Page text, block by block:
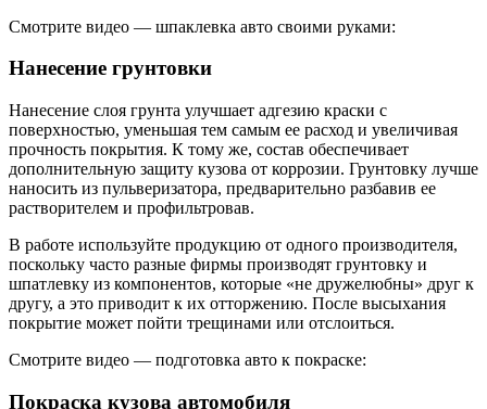
Смотрите видео — шпаклевка авто своими руками:
Нанесение грунтовки
Нанесение слоя грунта улучшает адгезию краски с
поверхностью, уменьшая тем самым ее расход и увеличивая
прочность покрытия. К тому же, состав обеспечивает
дополнительную защиту кузова от коррозии. Грунтовку лучше
наносить из пульверизатора, предварительно разбавив ее
растворителем и профильтровав.
В работе используйте продукцию от одного производителя,
поскольку часто разные фирмы производят грунтовку и
шпатлевку из компонентов, которые «не дружелюбны» друг к
другу, а это приводит к их отторжению. После высыхания
покрытие может пойти трещинами или отслоиться.
Смотрите видео — подготовка авто к покраске:
Покраска кузова автомобиля